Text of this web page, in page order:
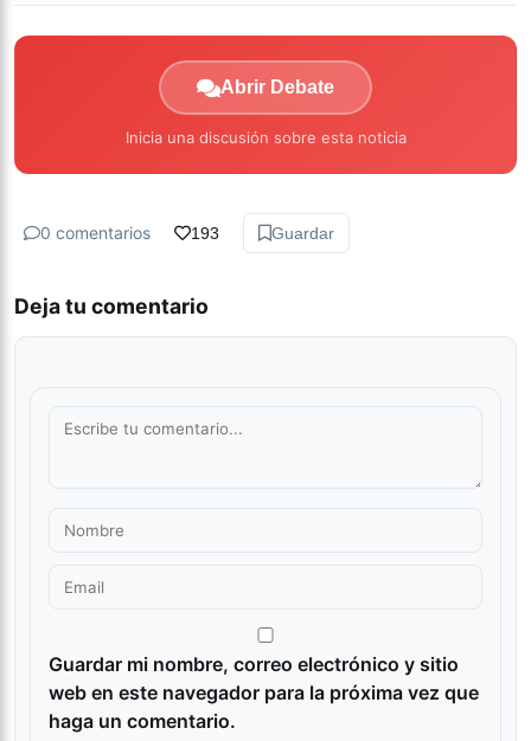
Abrir Debate
Inicia una discusión sobre esta noticia
0 comentarios 193 Guardar
Deja tu comentario
Guardar mi nombre, correo electrónico y sitio
web en este navegador para la próxima vez que
haga un comentario.